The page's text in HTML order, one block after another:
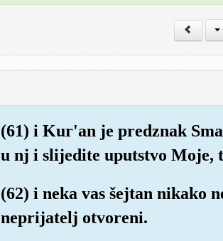
(61) i Kur'an je predznak
u nj i slijedite uputstvo Moje,
(62) i neka vas šejtan nikako
neprijatelj otvoreni.